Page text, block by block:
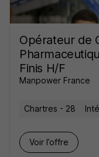
Opérateur de
Finis H/F
Manpower France
Chartres - 28
Voir l’offre